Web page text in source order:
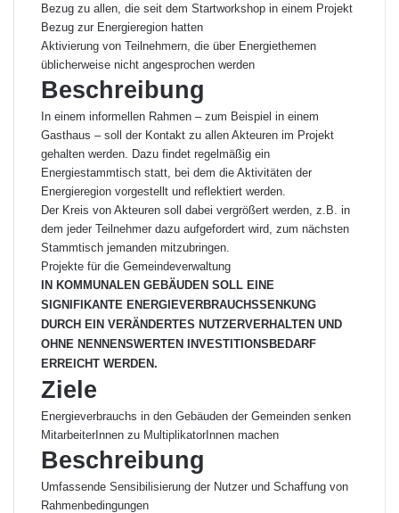
Bezug zu allen, die seit dem Startworkshop in einem Projekt
Bezug zur Energieregion hatten
Aktivierung von Teilnehmern, die über Energiethemen
üblicherweise nicht angesprochen werden
Beschreibung
In einem informellen Rahmen – zum Beispiel in einem
Gasthaus – soll der Kontakt zu allen Akteuren im Projekt
gehalten werden. Dazu findet regelmäßig ein
Energiestammtisch statt, bei dem die Aktivitäten der
Energieregion vorgestellt und reflektiert werden.
Der Kreis von Akteuren soll dabei vergrößert werden, z.B. in
dem jeder Teilnehmer dazu aufgefordert wird, zum nächsten
Stammtisch jemanden mitzubringen.
Projekte für die Gemeindeverwaltung
IN KOMMUNALEN GEBÄUDEN SOLL EINE
SIGNIFIKANTE ENERGIEVERBRAUCHSSENKUNG
DURCH EIN VERÄNDERTES NUTZERVERHALTEN UND
OHNE NENNENSWERTEN INVESTITIONSBEDARF
ERREICHT WERDEN.
Ziele
Energieverbrauchs in den Gebäuden der Gemeinden senken
MitarbeiterInnen zu MultiplikatorInnen machen
Beschreibung
Umfassende Sensibilisierung der Nutzer und Schaffung von
Rahmenbedingungen